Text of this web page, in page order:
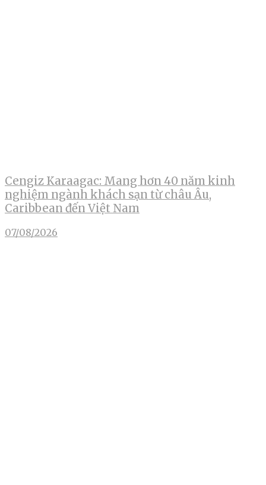
Cengiz Karaagac: Mang hơn 40 năm kinh
nghiệm ngành khách sạn từ châu Âu,
Caribbean đến Việt Nam
07/08/2026